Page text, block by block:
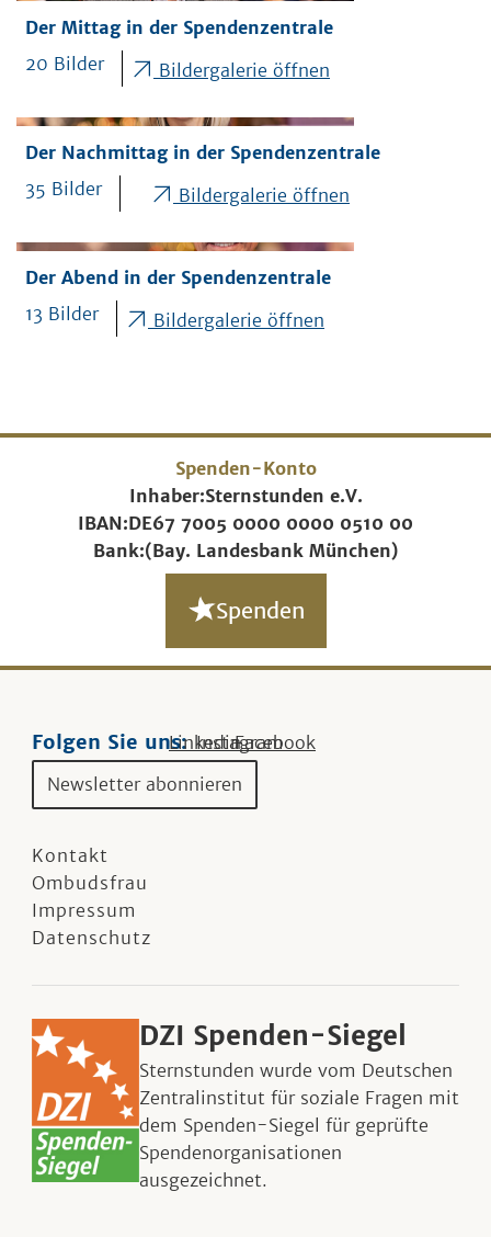
Der Mittag in der Spendenzentrale
20 Bilder
Bildergalerie öffnen
Der Nachmittag in der Spendenzentrale
35 Bilder
Bildergalerie öffnen
Der Abend in der Spendenzentrale
13 Bilder
Bildergalerie öffnen
Spenden-Konto
Inhaber:Sternstunden e.V.
IBAN:DE67 7005 0000 0000 0510 00
Bank:(Bay. Landesbank München)
Spenden
Folgen Sie uns:Linkedin
Instagram
Facebook
Newsletter abonnieren
Kontakt
Ombudsfrau
Impressum
Datenschutz
DZI Spenden-Siegel
Sternstunden wurde vom Deutschen
Zentralinstitut für soziale Fragen mit
dem Spenden-Siegel für geprüfte
Spendenorganisationen
ausgezeichnet.